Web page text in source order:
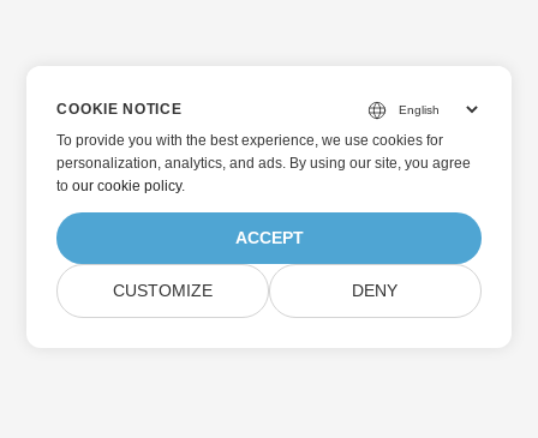
COOKIE NOTICE
To provide you with the best experience, we use cookies for
personalization, analytics, and ads. By using our site, you agree
toour cookie policy.
ACCEPT
CUSTOMIZE DENY